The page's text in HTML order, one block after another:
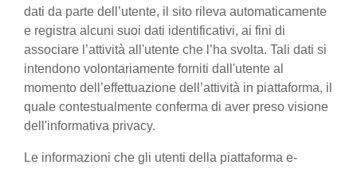
dati da parte dell’utente, il sito rileva automaticamente
e registra alcuni suoi dati identificativi, ai fini di
associare l’attività all'utente che l’ha svolta. Tali dati si
intendono volontariamente forniti dall'utente al
momento dell’effettuazione dell’attività in piattaforma, il
quale contestualmente conferma di aver preso visione
dell'informativa privacy.
Le informazioni che gli utenti della piattaforma e-